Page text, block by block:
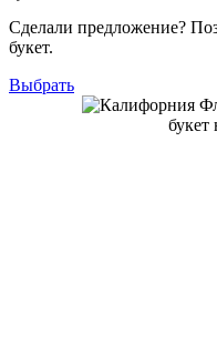
Сделали предложение?
букет.
Выбрать